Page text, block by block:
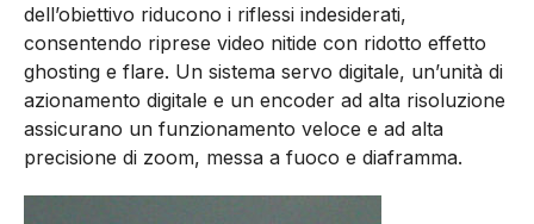
dell’obiettivo riducono i riflessi indesiderati,
consentendo riprese video nitide con ridotto effetto
ghosting e flare. Un sistema servo digitale, un’unità di
azionamento digitale e un encoder ad alta risoluzione
assicurano un funzionamento veloce e ad alta
precisione di zoom, messa a fuoco e diaframma.